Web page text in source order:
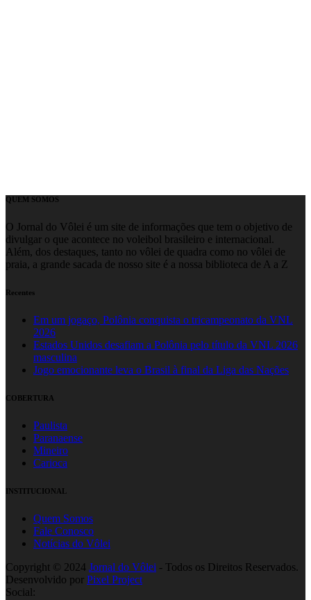
QUEM SOMOS
O Jornal do Vôlei é um site de informações que tem o objetivo de
divulgar o que acontece no voleibol brasileiro e internacional.
Além, dos destaques, tanto no vôlei de quadra como no vôlei de
praia, a grande sacada de nosso site é a nossa biblioteca de A a Z
Recentes
Em um jogaço, Polônia conquista o tricampeonato da VNL
2026
Estados Unidos desafiam a Polônia pelo título da VNL 2026
masculina
Jogo emocionante leva o Brasil à final da Liga das Nações
COBERTURA
Paulista
Paranaense
Mineiro
Carioca
INSTITUCIONAL
Quem Somos
Fale Conosco
Notícias do Vôlei
Copyright © 2024 Jornal do Vôlei - Todos os Direitos Reservados.
Desenvolvido por Pixel Project
Social: